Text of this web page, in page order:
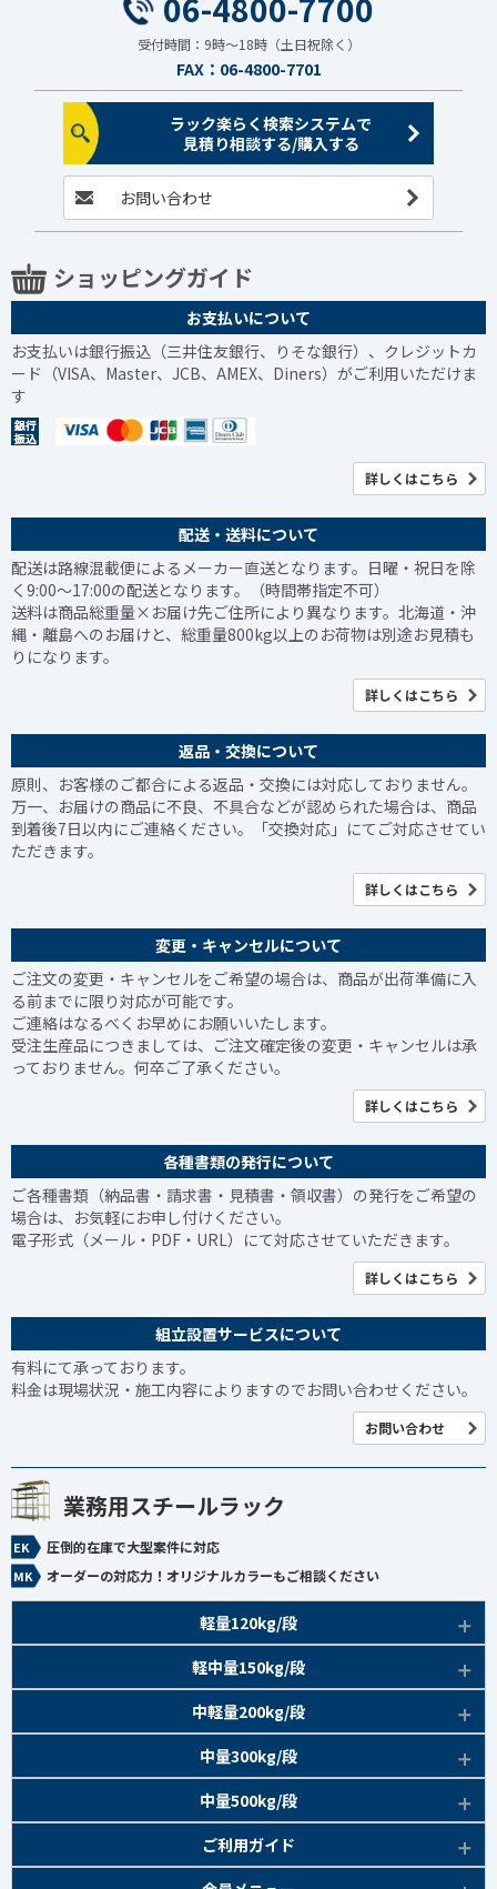
受付時間：9時～18時（土日祝除く）
FAX：06-4800-7701
ラック楽らく検索システムで
見積り相談する/購入する
お問い合わせ
ショッピングガイド
お支払いについて
お支払いは銀行振込（三井住友銀行、りそな銀行）、クレジットカ
ード（VISA、Master、JCB、AMEX、Diners）がご利用いただけま
す
詳しくはこちら
配送・送料について
配送は路線混載便によるメーカー直送となります。日曜・祝日を除
く9:00～17:00の配送となります。（時間帯指定不可）
送料は商品総重量×お届け先ご住所により異なります。北海道・沖
縄・離島へのお届けと、総重量800kg以上のお荷物は別途お見積も
りになります。
詳しくはこちら
返品・交換について
原則、お客様のご都合による返品・交換には対応しておりません。
万一、お届けの商品に不良、不具合などが認められた場合は、商品
到着後7日以内にご連絡ください。「交換対応」にてご対応させてい
ただきます。
詳しくはこちら
変更・キャンセルについて
ご注文の変更・キャンセルをご希望の場合は、商品が出荷準備に入
る前までに限り対応が可能です。
ご連絡はなるべくお早めにお願いいたします。
受注生産品につきましては、ご注文確定後の変更・キャンセルは承
っておりません。何卒ご了承ください。
詳しくはこちら
各種書類の発行について
ご各種書類（納品書・請求書・見積書・領収書）の発行をご希望の
場合は、お気軽にお申し付けください。
電子形式（メール・PDF・URL）にて対応させていただきます。
詳しくはこちら
組立設置サービスについて
有料にて承っております。
料金は現場状況・施工内容によりますのでお問い合わせください。
お問い合わせ
業務用スチールラック
圧倒的在庫で大型案件に対応
オーダーの対応力！オリジナルカラーもご相談ください
軽量120kg/段
アイボリー、グレー
EK120kg/段アングルボルト 特長
EK120kg/段アングルセミボルト 特長
新セミボルト 特長
軽中量150kg/段
軽中量150kg/段 商品一覧
部材仕様図
中軽量200kg/段
EK200kg/段 商品一覧
部材仕様図
中量300kg/段
アイボリー・グリーン
EK300kg/段 商品一覧
中量500kg/段
アイボリー・グリーンご利用ガイド
検索システムの使い方